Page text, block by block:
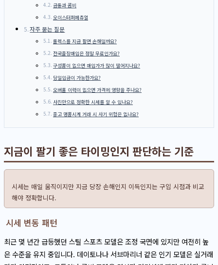
금통과 콤비
오이스터퍼페츄얼
자주 묻는 질문
롤렉스를 지금 팔면 손해일까요?
전국출장매입은 정말 무료인가요?
구성품이 없으면 매입가가 많이 떨어지나요?
당일입금이 가능한가요?
오버홀 이력이 없으면 가격에 영향을 주나요?
사진만으로 정확한 시세를 알 수 있나요?
중고 명품시계 거래 시 사기 위험은 없나요?
지금이 팔기 좋은 타이밍인지 판단하는 기준
시세는 매일 움직이지만 지금 당장 손해인지 이득인지는 구입 시점과 비교
해야 정확합니다.
시세 변동 패턴
최근 몇 년간 급등했던 스틸 스포츠 모델은 조정 국면에 있지만 여전히 높
은 수준을 유지 중입니다. 데이토나나 서브마리너 같은 인기 모델은 실거래